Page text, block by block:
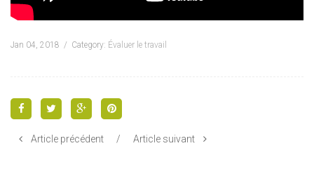
Jan 04, 2018 Category: Évaluer le travail
Article précédent / Article suivant